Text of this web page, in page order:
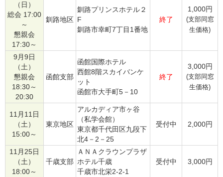
（日）
総会 17:00
～
懇親会
17:30～
釧路地区
釧路プリンスホテル２
F
釧路市幸町7丁目1番地
終了
1,000円
(支部同窓
生価格)
9月9日
（土）
懇親会
18:30～
20:30
函館支部
函館国際ホテル
西館8階スカイバンケ
ット
函館市大手町5－10
終了
3,000円
(支部同窓
生価格)
11月11日
（土）
15:00～
東京地区
アルカディア市ヶ谷
（私学会館）
東京都千代田区九段下
北4－2－25
受付中 2,000円
11月25日
（土）
18:00～
千歳支部
ＡＮＡクラウンプラザ
ホテル千歳
千歳市北栄2-2-1
受付中 3,000円